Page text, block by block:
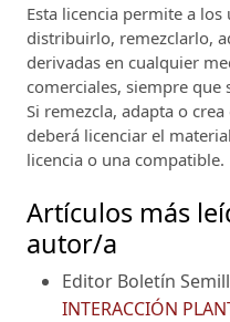
Esta licencia permite a
distribuirlo, remezclarlo,
derivadas en cualquier
comerciales, siempre que
Si remezcla, adapta o
deberá licenciar el
licencia o una compatible.
Artículos más
autor/a
Editor Boletín
INTERACCIÓN